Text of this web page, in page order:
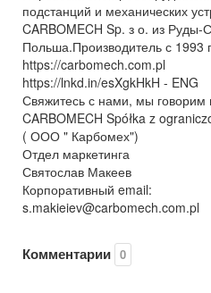
подстанций и механических
CARBOMECH Sp. з о. из Руды-
Польша.Производитель с 1993
https://carbomech.com.pl
https://lnkd.in/esXgkHkH - ENG
Свяжитесь с нами, мы говорим
CARBOMECH Spółka z
( ООО " Карбомех")
Отдел маркетинга
Святослав Макеев
Корпоративный email:
s.makieiev@carbomech.com.pl
Комментарии 0